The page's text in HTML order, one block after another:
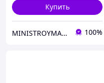
Купить
MINISTROYMARKET 100%